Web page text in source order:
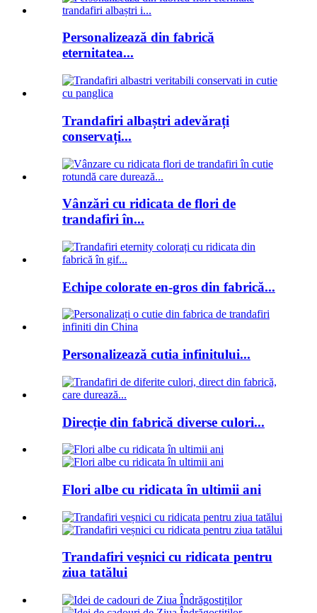
Personalizează din fabrică
eternitatea...
Trandafiri albaștri adevărați
conservați...
Vânzări cu ridicata de flori de
trandafiri în...
Echipe colorate en-gros din fabrică...
Personalizează cutia infinitului...
Direcție din fabrică diverse culori...
Flori albe cu ridicata în ultimii ani
Trandafiri veșnici cu ridicata pentru
ziua tatălui